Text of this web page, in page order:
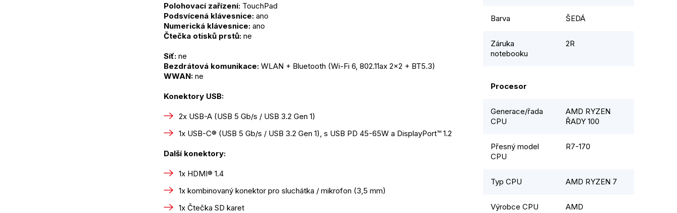
Polohovací zařízení: TouchPad
Podsvícená klávesnice: ano
Numerická klávesnice: ano
Čtečka otisků prstů: ne
Síť: ne
Bezdrátová komunikace: WLAN + Bluetooth (Wi-Fi 6, 802.11ax 2x2 + BT5.3)
WWAN: ne
Konektory USB:
2x USB-A (USB 5 Gb/s / USB 3.2 Gen 1)
1x USB-C® (USB 5 Gb/s / USB 3.2 Gen 1), s USB PD 45-65W a DisplayPort™ 1.2
Další konektory:
1x HDMI® 1.4
1x kombinovaný konektor pro sluchátka / mikrofon (3,5 mm)
1x Čtečka SD karet
Barva ŠEDÁ
Záruka
notebooku
2R
Procesor
Generace/řada
CPU
AMD RYZEN
ŘADY 100
Přesný model
CPU
R7-170
Typ CPU AMD RYZEN 7
Výrobce CPU AMD